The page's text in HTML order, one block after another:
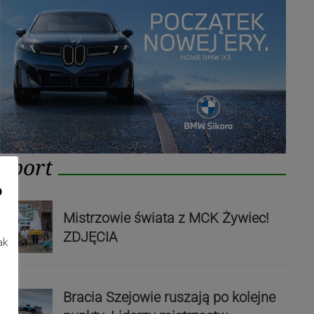
Sport
Mistrzowie świata z MCK Żywiec!
ZDJĘCIA
Bracia Szejowie ruszają po kolejne